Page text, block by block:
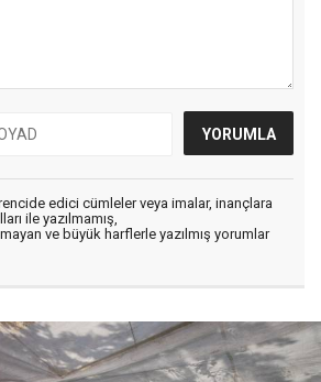
edici cümleler veya imalar, inançlara
ile yazılmamış,
ve büyük harflerle yazılmış yorumlar